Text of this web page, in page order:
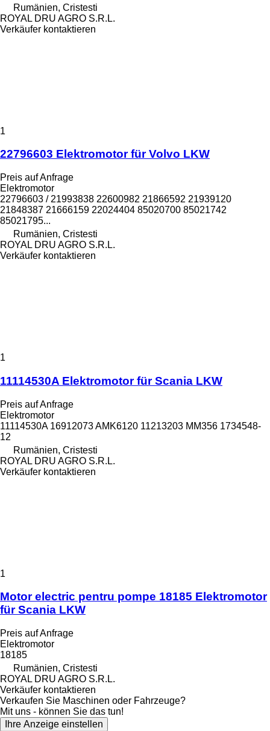
Rumänien, Cristesti
ROYAL DRU AGRO S.R.L.
Verkäufer kontaktieren
1
22796603 Elektromotor für Volvo LKW
Preis auf Anfrage
Elektromotor
22796603 / 21993838 22600982 21866592 21939120
21848387 21666159 22024404 85020700 85021742
85021795...
Rumänien, Cristesti
ROYAL DRU AGRO S.R.L.
Verkäufer kontaktieren
1
11114530A Elektromotor für Scania LKW
Preis auf Anfrage
Elektromotor
11114530A 16912073 AMK6120 11213203 MM356 1734548-
12
Rumänien, Cristesti
ROYAL DRU AGRO S.R.L.
Verkäufer kontaktieren
1
Motor electric pentru pompe 18185 Elektromotor
für Scania LKW
Preis auf Anfrage
Elektromotor
18185
Rumänien, Cristesti
ROYAL DRU AGRO S.R.L.
Verkäufer kontaktieren
Verkaufen Sie Maschinen oder Fahrzeuge?
Mit uns - können Sie das tun!
Ihre Anzeige einstellen